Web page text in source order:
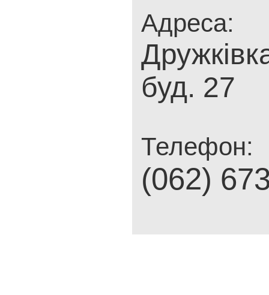
Адреса:
буд. 27
Телефон:
(062)